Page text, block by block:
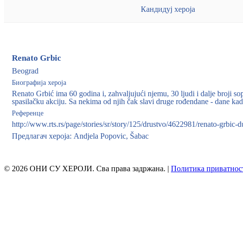
Кандидуј хероја
Renato Grbic
Beograd
Биографија хероја
Renato Grbić ima 60 godina i, zahvaljujući njemu, 30 ljudi i dalje broji
spasilačku akciju. Sa nekima od njih čak slavi druge rođendane - dane
Референце
http://www.rts.rs/page/stories/sr/story/125/drustvo/4622981/renato-grbic-
Предлагач хероја: Andjela Popovic, Šabac
© 2026 ОНИ СУ ХЕРОЈИ. Сва права задржана. | Политика